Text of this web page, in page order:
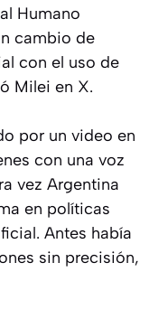
Humano
cambio de
con el uso de
Milei en X.
por un video en
con una voz
vez Argentina
en políticas
Antes había
sin precisión,